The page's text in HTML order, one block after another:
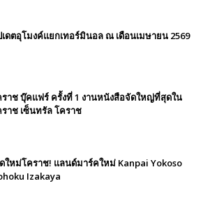
เดตอุโมงค์แยกเทอร์มินอล ณ เดือนเมษายน 2569
าช บุ๊คแฟร์​ ครั้งที่​ 1 งานหนังสือจัดใหญ่ที่สุดใน
าช เซ็นทรัล โคราช
ดใหม่โคราช! แลนด์มาร์คใหม่ Kanpai Yokoso
Izakaya